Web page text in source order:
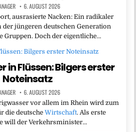
6. AUGUST 2026
ausrasierte Nacken: Ein radikaler
jüngeren deutschen Generation
Gruppen. Doch der eigentliche…
in Flüssen: Bilgers erster
Noteinsatz
6. AUGUST 2026
vor allem im Rhein wird zum
die deutsche Wirtschaft. Als erste
will der Verkehrsminister…